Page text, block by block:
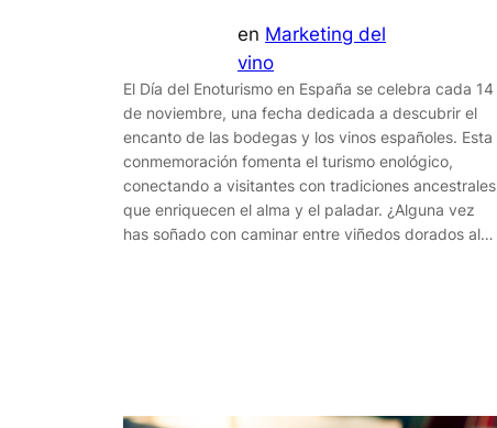
en Marketing del
vino
El Día del Enoturismo en España se celebra cada 14
de noviembre, una fecha dedicada a descubrir el
encanto de las bodegas y los vinos españoles. Esta
conmemoración fomenta el turismo enológico,
conectando a visitantes con tradiciones ancestrales
que enriquecen el alma y el paladar. ¿Alguna vez
has soñado con caminar entre viñedos dorados al…